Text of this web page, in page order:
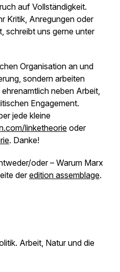
auf Vollständigkeit.
Kritik, Anregungen oder
schreibt uns gerne unter
Organisation an und
sondern arbeiten
neben Arbeit,
Engagement.
jede kleine
linketheorie oder
. Danke!
oder – Warum Marx
deredition assemblage.
Arbeit, Natur und die